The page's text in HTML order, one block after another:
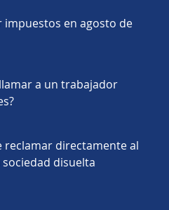
impuestos en agosto de
a un trabajador
reclamar directamente al
disuelta